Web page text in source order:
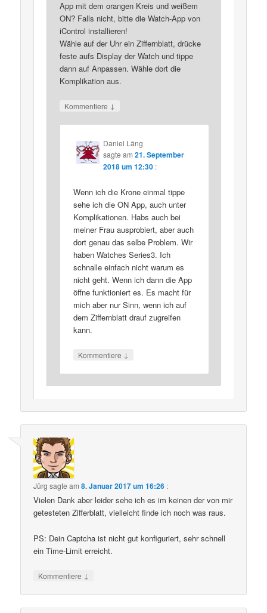
App mit dem orangen Kreis und weißem
ON? Falls nicht, bitte die Watch-App von
iControl installieren!
Wähle auf der Uhr ein Ziffernblatt, drücke
feste aufs Display der Watch und tippe
dann auf Anpassen. Wähle dort die
Komplikation aus.
Kommentiere ↓
Daniel Läng
sagte am 21. September
2018 um 12:30 :
Wenn ich die Krone einmal tippe
sehe ich die ON App, auch unter
Komplikationen. Habs auch bei
meiner Frau ausprobiert, aber auch
dort genau das selbe Problem. Wir
haben Watches Series3. Ich
schnalle einfach nicht warum es
nicht geht. Wenn ich dann die App
öffne funktioniert es. Es macht für
mich aber nur Sinn, wenn ich auf
dem Ziffernblatt drauf zugreifen
kann.
Kommentiere ↓
Jürg sagte am8. Januar 2017 um 16:26 :
Vielen Dank aber leider sehe ich es im keinen der von mir
getesteten Zifferblatt, vielleicht finde ich noch was raus.
PS: Dein Captcha ist nicht gut konfiguriert, sehr schnell
ein Time-Limit erreicht.
Kommentiere ↓